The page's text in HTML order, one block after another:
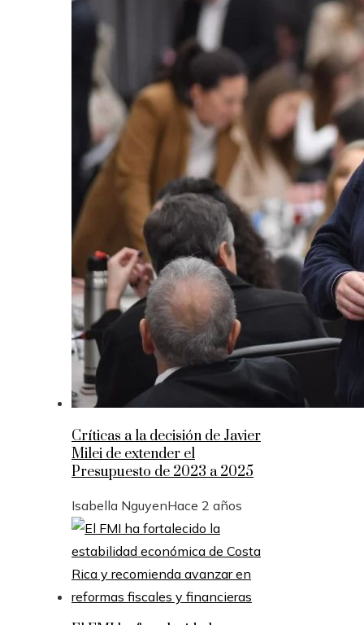
Críticas a la decisión de Javier
Milei de extender el
Presupuesto de 2023 a 2025
Isabella NguyenHace 2 años